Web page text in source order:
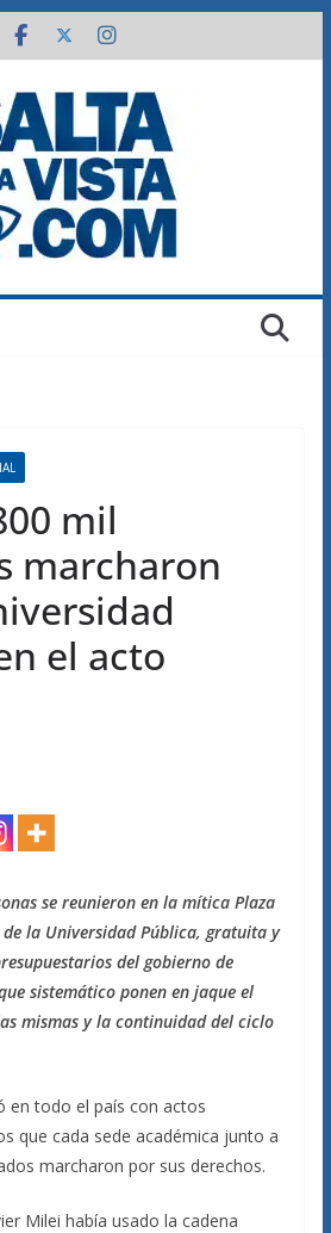
mil
marcharon
el acto
se reunieron en la mítica Plaza
de la Universidad Pública, gratuita y
del gobierno de
sistemático ponen en jaque el
mismas y la continuidad del ciclo
en todo el país con actos
que cada sede académica junto a
marcharon por sus derechos.
Milei había usado la cadena